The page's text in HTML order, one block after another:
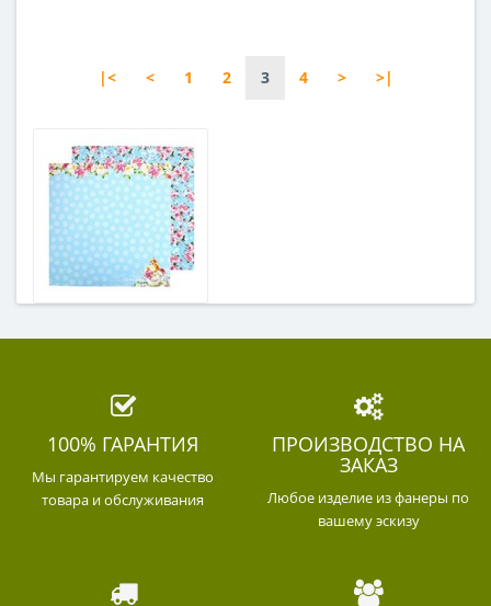
|< < 1 2 3 4 > >|
100% ГАРАНТИЯ
Мы гарантируем качество
товара и обслуживания
ПРОИЗВОДСТВО НА
ЗАКАЗ
Любое изделие из фанеры по
вашему эскизу